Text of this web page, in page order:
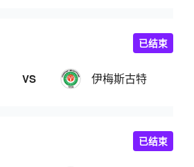
VS 伊梅斯古特
已结束
已结束